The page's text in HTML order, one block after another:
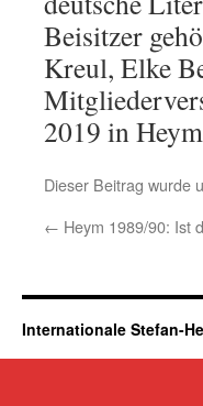
Beisitzer
Kreul, Elke
2019 in
Dieser Beitrag wurde
← Heym 1989/90: Ist
Internationale Stefan-